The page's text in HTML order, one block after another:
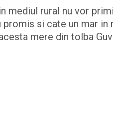
mediul rural nu vor
si cate un mar
mere din tolba